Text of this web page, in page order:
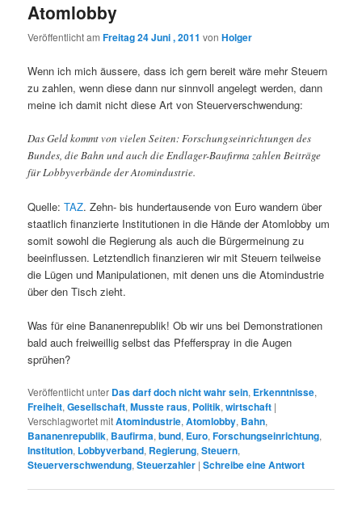
Atomlobby
Veröffentlicht amFreitag 24 Juni , 2011 vonHolger
Wenn ich mich äussere, dass ich gern bereit wäre mehr Steuern
zu zahlen, wenn diese dann nur sinnvoll angelegt werden, dann
meine ich damit nicht diese Art von Steuerverschwendung:
Das Geld kommt von vielen Seiten: Forschungseinrichtungen des
Bundes, die Bahn und auch die Endlager-Baufirma zahlen Beiträge
für Lobbyverbände der Atomindustrie.
Quelle:TAZ. Zehn- bis hundertausende von Euro wandern über
staatlich finanzierte Institutionen in die Hände der Atomlobby um
somit sowohl die Regierung als auch die Bürgermeinung zu
beeinflussen. Letztendlich finanzieren wir mit Steuern teilweise
die Lügen und Manipulationen, mit denen uns die Atomindustrie
über den Tisch zieht.
Was für eine Bananenrepublik! Ob wir uns bei Demonstrationen
bald auch freiweillig selbst das Pfefferspray in die Augen
sprühen?
Veröffentlicht unter Das darf doch nicht wahr sein, Erkenntnisse,
Freiheit,Gesellschaft,Musste raus, Politik,wirtschaft |
Verschlagwortet mitAtomindustrie,Atomlobby, Bahn,
Bananenrepublik, Baufirma,bund, Euro,Forschungseinrichtung,
Institution, Lobbyverband, Regierung,Steuern,
Steuerverschwendung,Steuerzahler |Schreibe eine Antwort